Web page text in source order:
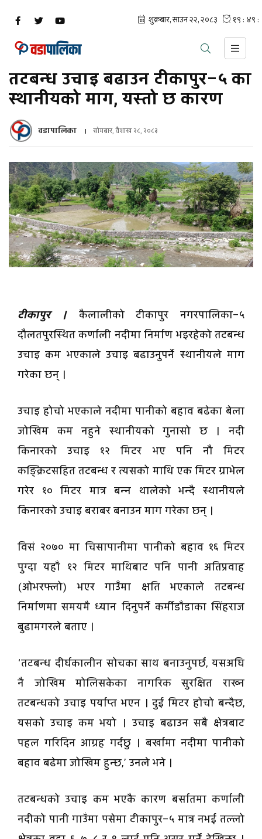
तटबन्ध उचाइ बढाउन टीकापुर–५ का
स्थानीयको माग, यस्तो छ कारण
वडापालिका सोमबार, वैशाख २८, २०८३
टीकापुर ।कैलालीको टीकापुर नगरपालिका–५
दौलतपुरस्थित कर्णाली नदीमा निर्माण भइरहेको तटबन्ध
उचाइ कम भएकाले उचाइ बढाउनुपर्ने स्थानीयले माग
गरेका छन् ।
उचाइ होचो भएकाले नदीमा पानीको बहाव बढेका बेला
जोखिम कम नहुने स्थानीयको गुनासो छ । नदी
किनारको उचाइ १२ मिटर भए पनि नौ मिटर
कङ्क्रिटसहित तटबन्ध र त्यसको माथि एक मिटर ग्राभेल
गरेर १० मिटर मात्र बन्न थालेको भन्दै स्थानीयले
किनारको उचाइ बराबर बनाउन माग गरेका छन् ।
विसं २०७० मा चिसापानीमा पानीको बहाव १६ मिटर
पुग्दा यहाँ १२ मिटर माथिबाट पनि पानी अतिप्रवाह
(ओभरफ्लो) भएर गाउँमा क्षति भएकाले तटबन्ध
निर्माणमा समयमै ध्यान दिनुपर्ने कर्मीडाँडाका सिंहराज
बुढामगरले बताए ।
‘तटबन्ध दीर्घकालीन सोचका साथ बनाउनुपर्छ, यसअघि
नै जोखिम मोलिसकेका नागरिक सुरक्षित राख्न
तटबन्धको उचाइ पर्याप्त भएन । दुई मिटर होचो बन्दैछ,
यसको उचाइ कम भयो । उचाइ बढाउन सबै क्षेत्रबाट
पहल गरिदिन आग्रह गर्दछु । बर्खामा नदीमा पानीको
बहाव बढेमा जोखिम हुन्छ,’ उनले भने ।
तटबन्धको उचाइ कम भएकै कारण बर्सातमा कर्णाली
नदीको पानी गाउँमा पसेमा टीकापुर–५ मात्र नभई तल्लो